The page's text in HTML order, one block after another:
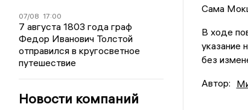
07/08 17:00
7 августа 1803 года граф
Федор Иванович Толстой
отправился в кругосветное
путешествие
Новости компаний
Сама
В ходе
указание
без
Автор: